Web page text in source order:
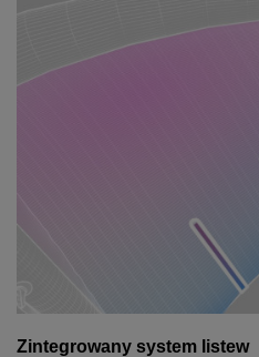
Zintegrowany system listew